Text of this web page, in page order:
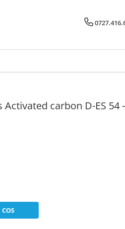
carbon D-ES 54